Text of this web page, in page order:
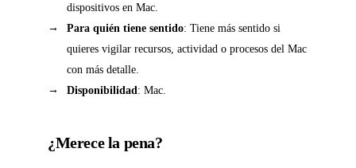
dispositivos en Mac.
Para quién tiene sentido: Tiene más sentido si
quieres vigilar recursos, actividad o procesos del Mac
con más detalle.
Disponibilidad: Mac.
¿Merece la pena?